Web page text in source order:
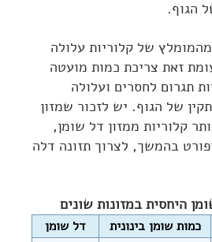
הגוף.
של קלוריות עלולה
זאת צריכת כמות מועטה
תגרום לחסרים ועלולה
של הגוף. יש לזכור שמזון
קלוריות ממזון דל שומן,
בהמשך, לצרוך תזונה דלה
היחסית במזונות שונים
כמות שומן בינונית
דל שומן